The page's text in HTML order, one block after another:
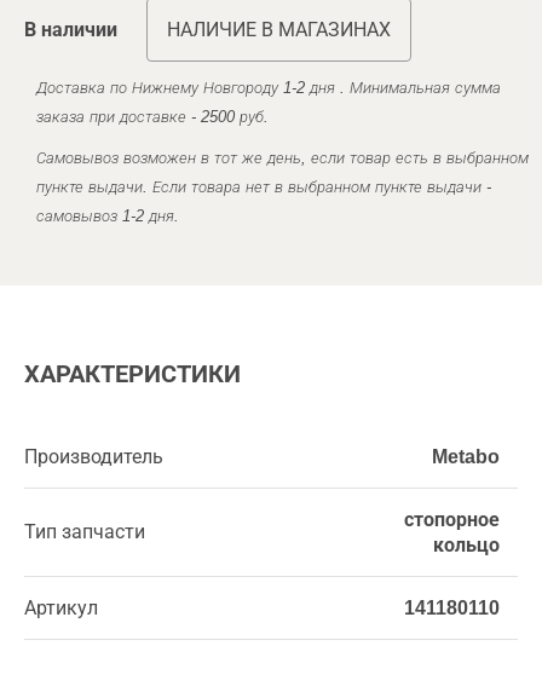
В наличии НАЛИЧИЕ В МАГАЗИНАХ
Доставка по Нижнему Новгороду 1-2 дня . Минимальная сумма
заказа при доставке - 2500 руб.
Самовывоз возможен в тот же день, если товар есть в выбранном
пункте выдачи. Если товара нет в выбранном пункте выдачи -
самовывоз 1-2 дня.
ХАРАКТЕРИСТИКИ
Производитель Metabo
Тип запчасти
стопорное
кольцо
Артикул 141180110